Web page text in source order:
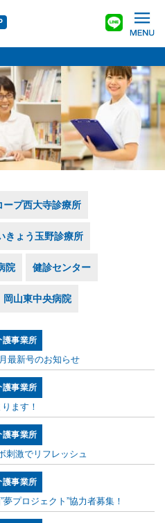
ープ西大寺診療所
きょう玉野診療所
院 健診センター
岡山東中央病院
護事業所
最新号のお知らせ
護事業所
ます！
護事業所
刺激でリフレッシュ
護事業所
プロジェクト”協力者募集！